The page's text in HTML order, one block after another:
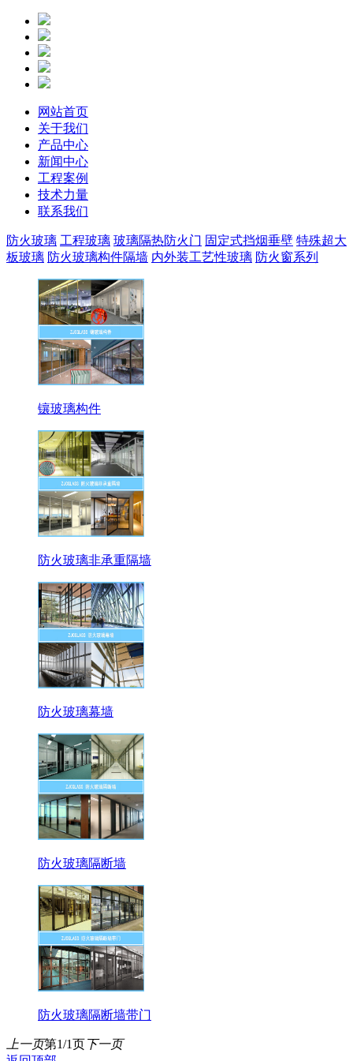
网站首页
关于我们
产品中心
新闻中心
工程案例
技术力量
联系我们
防火玻璃 工程玻璃 玻璃隔热防火门 固定式挡烟垂壁 特殊超大
板玻璃 防火玻璃构件隔墙 内外装工艺性玻璃 防火窗系列
镶玻璃构件
防火玻璃非承重隔墙
防火玻璃幕墙
防火玻璃隔断墙
防火玻璃隔断墙带门
上一页第1/1页下一页